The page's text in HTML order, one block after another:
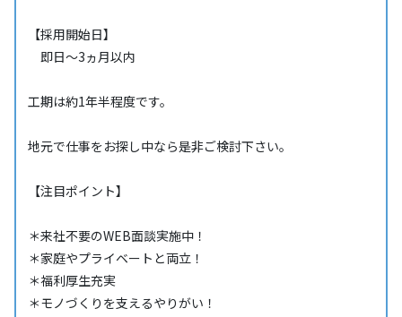
【採用開始日】
即日～3ヵ月以内
工期は約1年半程度です。
地元で仕事をお探し中なら是非ご検討下さい。
【注目ポイント】
＊来社不要のWEB面談実施中！
＊家庭やプライベートと両立！
＊福利厚生充実
＊モノづくりを支えるやりがい！